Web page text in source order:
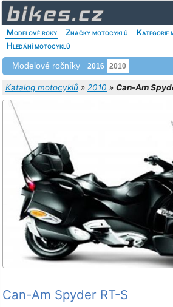
Modelové roky Značky motocyklů Kategorie
Hledání motocyklů
Modelové ročníky 2016 2010
Katalog motocyklů » 2010 » Can-Am
Can-Am Spyder RT-S